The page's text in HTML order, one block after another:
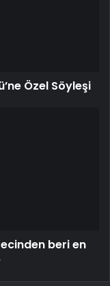
Özel Söyleşi
beri en